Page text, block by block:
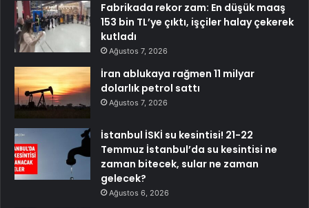
Fabrikada rekor zam: En düşük maaş
153 bin TL’ye çıktı, işçiler halay çekerek
kutladı
Ağustos 7, 2026
İran ablukaya rağmen 11 milyar
dolarlık petrol sattı
Ağustos 7, 2026
İstanbul İSKİ su kesintisi! 21-22
Temmuz İstanbul’da su kesintisi ne
zaman bitecek, sular ne zaman
gelecek?
Ağustos 6, 2026